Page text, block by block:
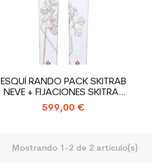
ESQUÍ RANDO PACK SKITRAB
NEVE + FIJACIONES SKITRAB
TR1
599,00 €
Mostrando 1-2 de 2 artículo(s)